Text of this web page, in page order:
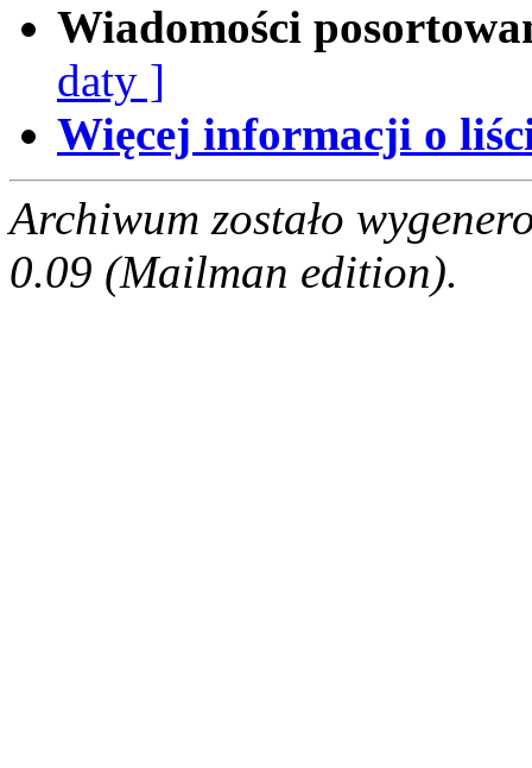
Wiadomości
daty ]
Więcej informacji o
Archiwum zostało
0.09 (Mailman edition).